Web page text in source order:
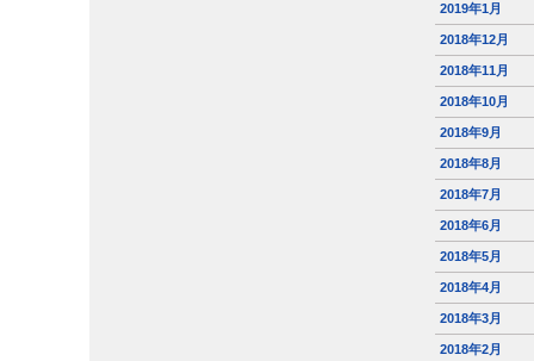
2019年1月
2018年12月
2018年11月
2018年10月
2018年9月
2018年8月
2018年7月
2018年6月
2018年5月
2018年4月
2018年3月
2018年2月